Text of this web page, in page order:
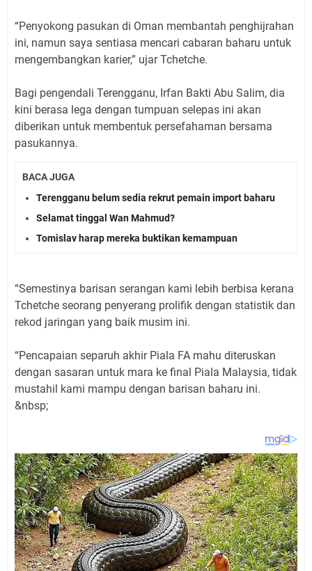
“Penyokong pasukan di Oman membantah penghijrahan
ini, namun saya sentiasa mencari cabaran baharu untuk
mengembangkan karier,” ujar Tchetche.
Bagi pengendali Terengganu, Irfan Bakti Abu Salim, dia
kini berasa lega dengan tumpuan selepas ini akan
diberikan untuk membentuk persefahaman bersama
pasukannya.
BACA JUGA
Terengganu belum sedia rekrut pemain import baharu
Selamat tinggal Wan Mahmud?
Tomislav harap mereka buktikan kemampuan
“Semestinya barisan serangan kami lebih berbisa kerana
Tchetche seorang penyerang prolifik dengan statistik dan
rekod jaringan yang baik musim ini.
“Pencapaian separuh akhir Piala FA mahu diteruskan
dengan sasaran untuk mara ke final Piala Malaysia, tidak
mustahil kami mampu dengan barisan baharu ini.
&nbsp;